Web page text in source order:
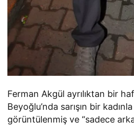
Ferman Akgül ayrılıktan bir
Beyoğlu’nda sarışın bir
görüntülenmiş ve “sadece